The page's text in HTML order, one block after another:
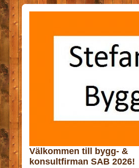
Välkommen till bygg- &
konsultfirman SAB 2026!